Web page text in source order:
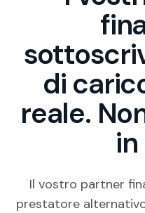
di
reale.
in
Il vostro partner
prestatore